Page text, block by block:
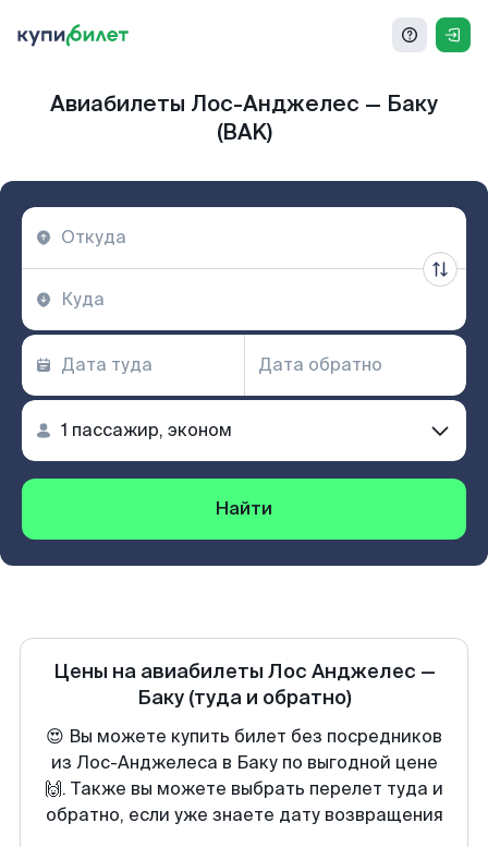
Авиабилеты Лос-Анджелес — Баку
(BAK)
Найти
Цены на авиабилеты Лос Анджелес —
Баку (туда и обратно)
😍 Вы можете купить билет без посредников
из Лос-Анджелеса в Баку по выгодной цене
🙌. Также вы можете выбрать перелет туда и
обратно, если уже знаете дату возвращения